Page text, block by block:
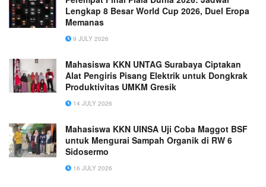
Lengkap 8 Besar World Cup 2026, Duel Eropa
Memanas
9 JULY 2026
Mahasiswa KKN UNTAG Surabaya Ciptakan
Alat Pengiris Pisang Elektrik untuk Dongkrak
Produktivitas UMKM Gresik
14 JULY 2026
Mahasiswa KKN UINSA Uji Coba Maggot BSF
untuk Mengurai Sampah Organik di RW 6
Sidosermo
16 JULY 2026